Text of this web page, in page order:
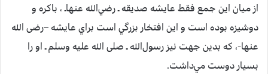
از ميان‌ اين‌ جمع‌ فقط‌ عايشه صديقه‌ ـ رضي‌الله عنهاـ ، باكره‌ و
دوشيزه‌ بوده‌ است‌ و اين‌ افتخار بزرگي‌ است‌ براي‌ عايشه –رضی الله
عنها-‌، كه‌ بدين‌ جهت‌ نيز رسول‌الله ـ صلی الله علیه وسلم ـ او را
بسيار دوست‌ مي‌داشت‌.